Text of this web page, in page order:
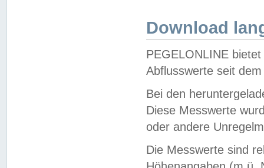
Download
PEGELONLINE
Abflusswerte seit
Bei den
Diese Messwerte
oder andere
Die Messwerte sind